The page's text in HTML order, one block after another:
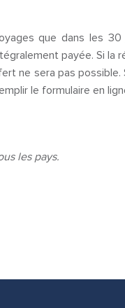
que dans les
payée. Si la
ne sera pas
le formulaire en
les pays.